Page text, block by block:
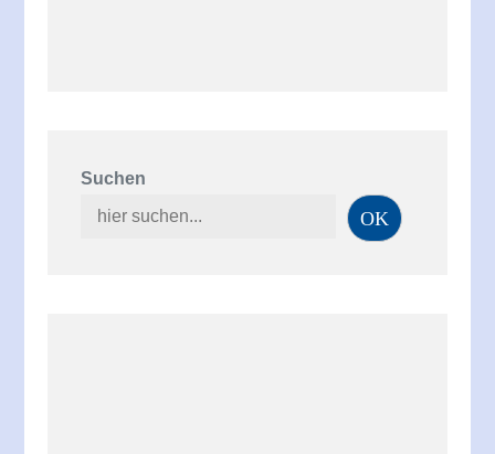
Suchen
OK